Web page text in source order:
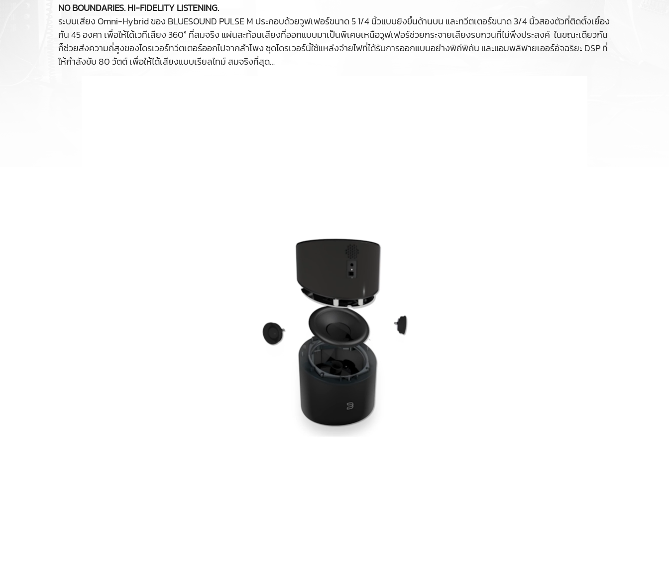
NO BOUNDARIES. HI-FIDELITY LISTENING.
ระบบเสียง Omni-Hybrid ของ BLUESOUND PULSE M ประกอบด้วยวูฟเฟอร์ขนาด 5 1/4 นิ้วแบบยิงขึ้นด้านบน และทวีตเตอร์ขนาด 3/4 นิ้วสองตัวที่ติดตั้งเยื้อง
กัน 45 องศา เพื่อให้ได้เวทีเสียง 360° ที่สมจริง แผ่นสะท้อนเสียงที่ออกแบบมาเป็นพิเศษเหนือวูฟเฟอร์ช่วยกระจายเสียงรบกวนที่ไม่พึงประสงค์ ในขณะเดียวกัน
ก็ช่วยส่งความถี่สูงของไดรเวอร์ทวีตเตอร์ออกไปจากลำโพง ชุดไดรเวอร์นี้ใช้แหล่งจ่ายไฟที่ได้รับการออกแบบอย่างพิถีพิถัน และแอมพลิฟายเออร์อัจฉริยะ DSP ที่
ให้กำลังขับ 80 วัตต์ เพื่อให้ได้เสียงแบบเรียลไทม์ สมจริงที่สุด…